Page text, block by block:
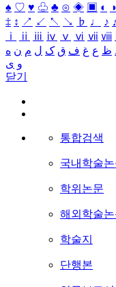
♠ ♡ ♥ ♧ ♣ ⊙ ◈ ▣ ◐ ◑
‡ ↕ ↗ ↙ ↖ ↘ ♭ ♩ ♪
ⅰ
ⅱ ⅲ ⅳ ⅴ ⅵ ⅶ ⅷ
ظ ع غ ف ق ک ل م ن ه
و ی
닫기
통합검색
국내학술
학위논문
해외학술논
학술지
단행본